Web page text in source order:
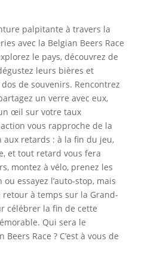
palpitante à travers la
avec la Belgian Beers Race
le pays, découvrez de
leurs bières et
de souvenirs. Rencontrez
un verre avec eux,
œil sur votre taux
vous rapproche de la
retards : à la fin du jeu,
et tout retard vous fera
montez à vélo, prenez les
essayez l’auto-stop, mais
retour à temps sur la Grand-
célébrer la fin de cette
Qui sera le
Race ? C’est à vous de